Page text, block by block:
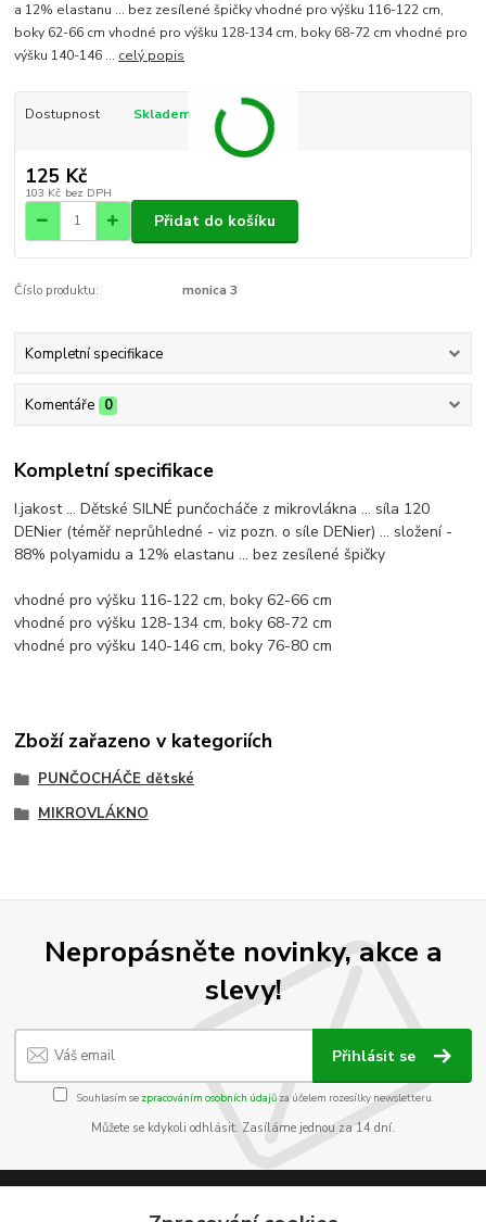
a 12% elastanu ... bez zesílené špičky vhodné pro výšku 116-122 cm,
boky 62-66 cm vhodné pro výšku 128-134 cm, boky 68-72 cm vhodné pro
výšku 140-146 ... celý popis
Dostupnost Skladem
125 Kč
103 Kč bez DPH
Přidat do košíku
Číslo produktu: monica 3
Kompletní specifikace
Komentáře 0
Kompletní specifikace
I.jakost ... Dětské SILNÉ punčocháče z mikrovlákna ... síla 120
DENier (téměř neprůhledné - viz pozn. o síle DENier) ... složení -
88% polyamidu a 12% elastanu ... bez zesílené špičky
vhodné pro výšku 116-122 cm, boky 62-66 cm
vhodné pro výšku 128-134 cm, boky 68-72 cm
vhodné pro výšku 140-146 cm, boky 76-80 cm
Zboží zařazeno v kategoriích
PUNČOCHÁČE dětské
MIKROVLÁKNO
Nepropásněte novinky, akce a
slevy!
Přihlásit se
Souhlasím se zpracováním osobních údajůza účelem rozesílky newsletteru.
Můžete se kdykoli odhlásit. Zasíláme jednou za 14 dní.